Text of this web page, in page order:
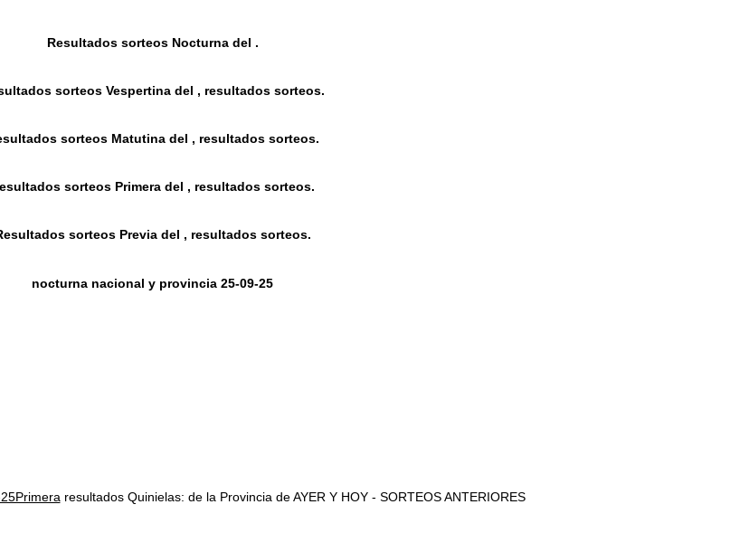
Resultados sorteos Nocturna del .
sorteos Vespertina del , resultados sorteos.
sorteos Matutina del , resultados sorteos.
sorteos Primera del , resultados sorteos.
sorteos Previa del , resultados sorteos.
nocturna nacional y provincia 25-09-25
resultados Quinielas: de la Provincia de AYER Y HOY - SORTEOS ANTERIORES